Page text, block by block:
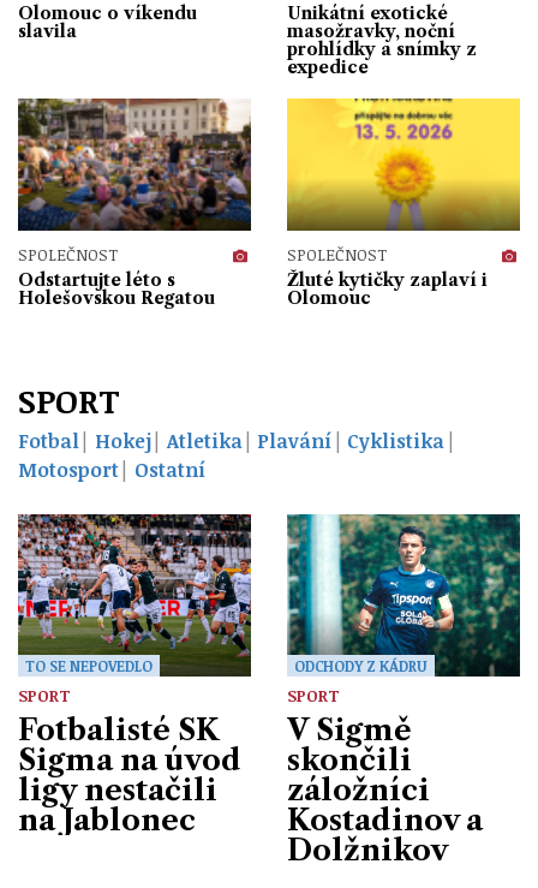
Olomouc o víkendu
slavila
Unikátní exotické
masožravky, noční
prohlídky a snímky z
expedice
SPOLEČNOST
Odstartujte léto s
Holešovskou Regatou
SPOLEČNOST
Žluté kytičky zaplaví i
Olomouc
SPORT
Fotbal Hokej Atletika Plavání
Cyklistika
Motosport
Ostatní
TO SE NEPOVEDLO
SPORT
Fotbalisté SK
Sigma na úvod
ligy nestačili
na Jablonec
ODCHODY Z KÁDRU
SPORT
V Sigmě
skončili
záložníci
Kostadinov a
Dolžnikov